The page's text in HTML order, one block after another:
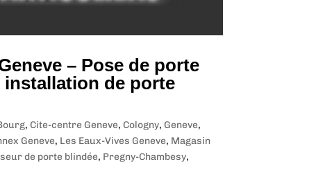
– Pose de porte
installation de porte
, Cite-centre Geneve, Cologny, Geneve,
Geneve, Les Eaux-Vives Geneve, Magasin
de porte blindée, Pregny-Chambesy,